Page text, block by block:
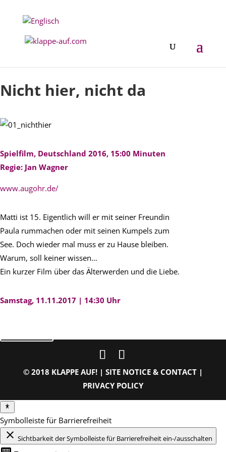
Nicht hier, nicht da
Spielfilm, Deutschland 2016, 15:00 Minuten
Regie: Jan Wagner
www.augohr.de/
Matti ist 15. Eigentlich will er mit seiner Freundin
Paula rummachen oder mit seinen Kumpels zum
See. Doch wieder mal muss er zu Hause bleiben.
Warum, soll keiner wissen…
Ein kurzer Film über das Älterwerden und die Liebe.
Samstag, 11.11.2017 | 14:30 Uhr
© 2018 KLAPPE AUF! | SITE NOTICE & CONTACT|
PRIVACY POLICY
Symbolleiste für Barrierefreiheit
close Sichtbarkeit der Symbolleiste für Barrierefreiheit ein-/ausschalten